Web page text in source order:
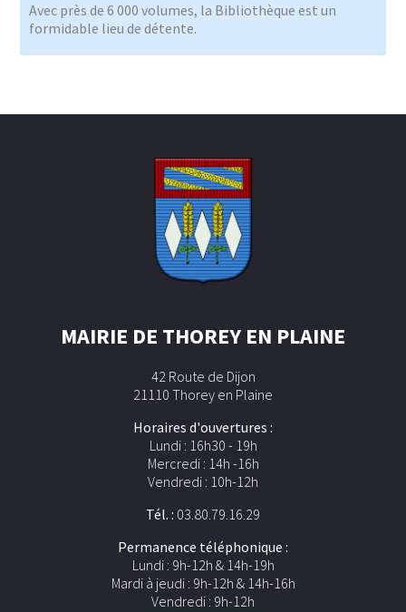
Avec près de 6 000 volumes, la Bibliothèque est un
formidable lieu de détente.
MAIRIE DE THOREY EN PLAINE
42 Route de Dijon
21110 Thorey en Plaine
Horaires d'ouvertures :
Lundi : 16h30 - 19h
Mercredi : 14h -16h
Vendredi : 10h-12h
Tél. : 03.80.79.16.29
Permanence téléphonique :
Lundi : 9h-12h & 14h-19h
Mardi à jeudi : 9h-12h & 14h-16h
Vendredi : 9h-12h